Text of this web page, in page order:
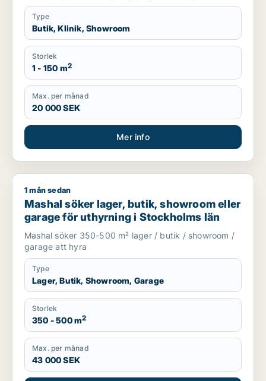
Type
Butik, Klinik, Showroom
Storlek
1 - 150 m2
Max. per månad
20 000 SEK
Mer info
Mashal söker lager, butik, showroom eller garage för
1 mån sedan
Mashal söker lager, butik, showroom eller
garage för uthyrning i Stockholms län
Mashal söker 350-500 m² lager / butik / showroom /
garage att hyra
Type
Lager, Butik, Showroom, Garage
Storlek
350 - 500 m2
Max. per månad
43 000 SEK